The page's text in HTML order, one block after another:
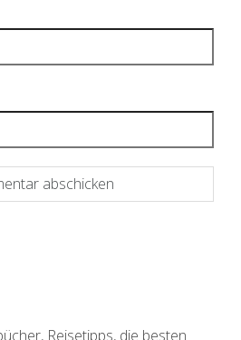
Reisetipps, die besten